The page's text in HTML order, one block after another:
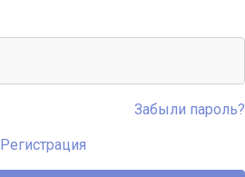
Забыли пароль?
Регистрация